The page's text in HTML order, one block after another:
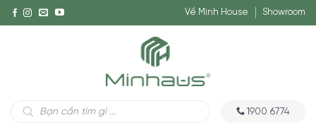
Về Minh House Showroom
Tìm
kiếm
1900 6774